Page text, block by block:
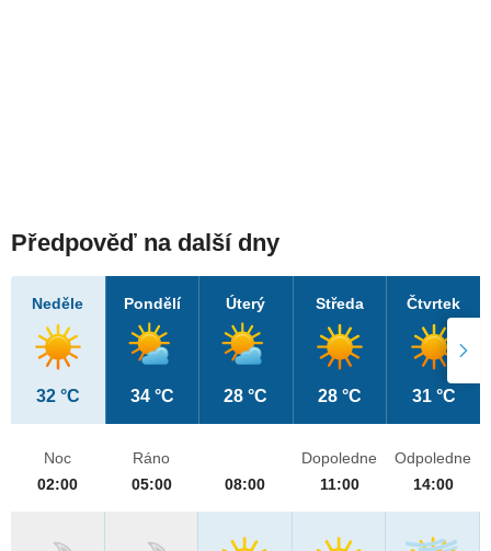
Předpověď na další dny
Neděle
32 °C
Pondělí
34 °C
Úterý
28 °C
Středa
28 °C
Čtvrtek
31 °C
Noc
02:00
Ráno
05:00
08:00
Dopoledne
11:00
Odpoledne
14:00